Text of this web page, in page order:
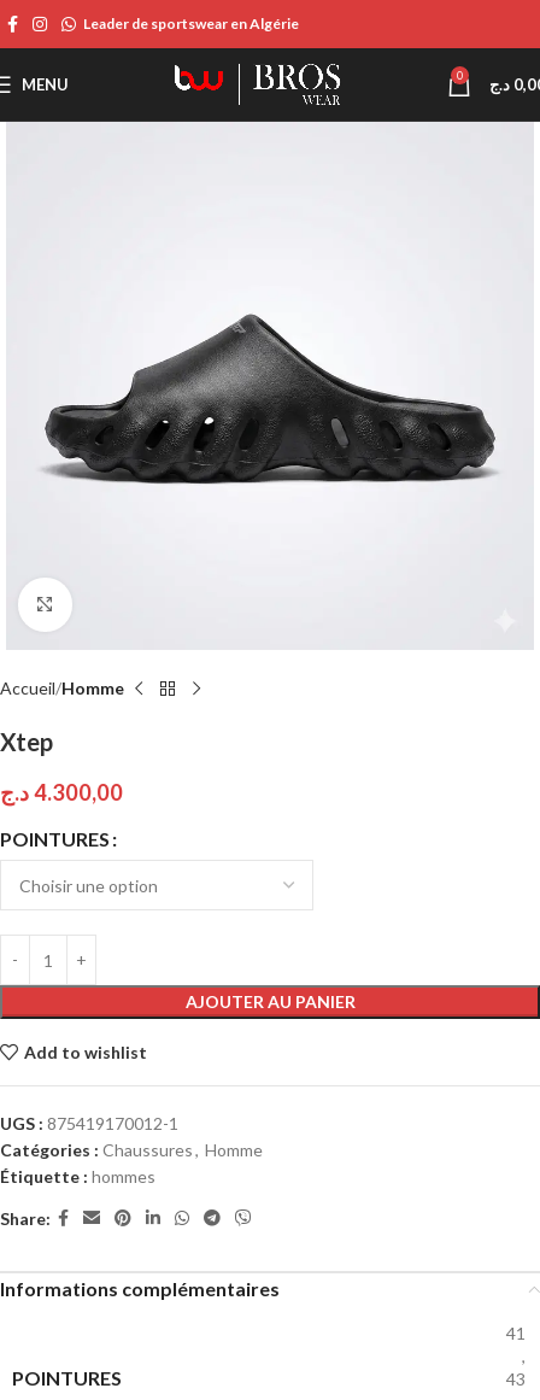
Leader de sportswear en Algérie
MENU 0 د.ج
Click to enlarge
Accueil Homme
Xtep
4.300,00د.ج
POINTURES
AJOUTER AU PANIER
Add to wishlist
UGS : 875419170012-1
Catégories : Chaussures, Homme
Étiquette : hommes
Share:
Informations complémentaires
POINTURES
41
,
43